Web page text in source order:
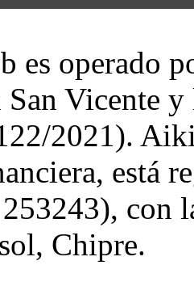
es operado
San Vicente
2021).
está
con
Chipre.